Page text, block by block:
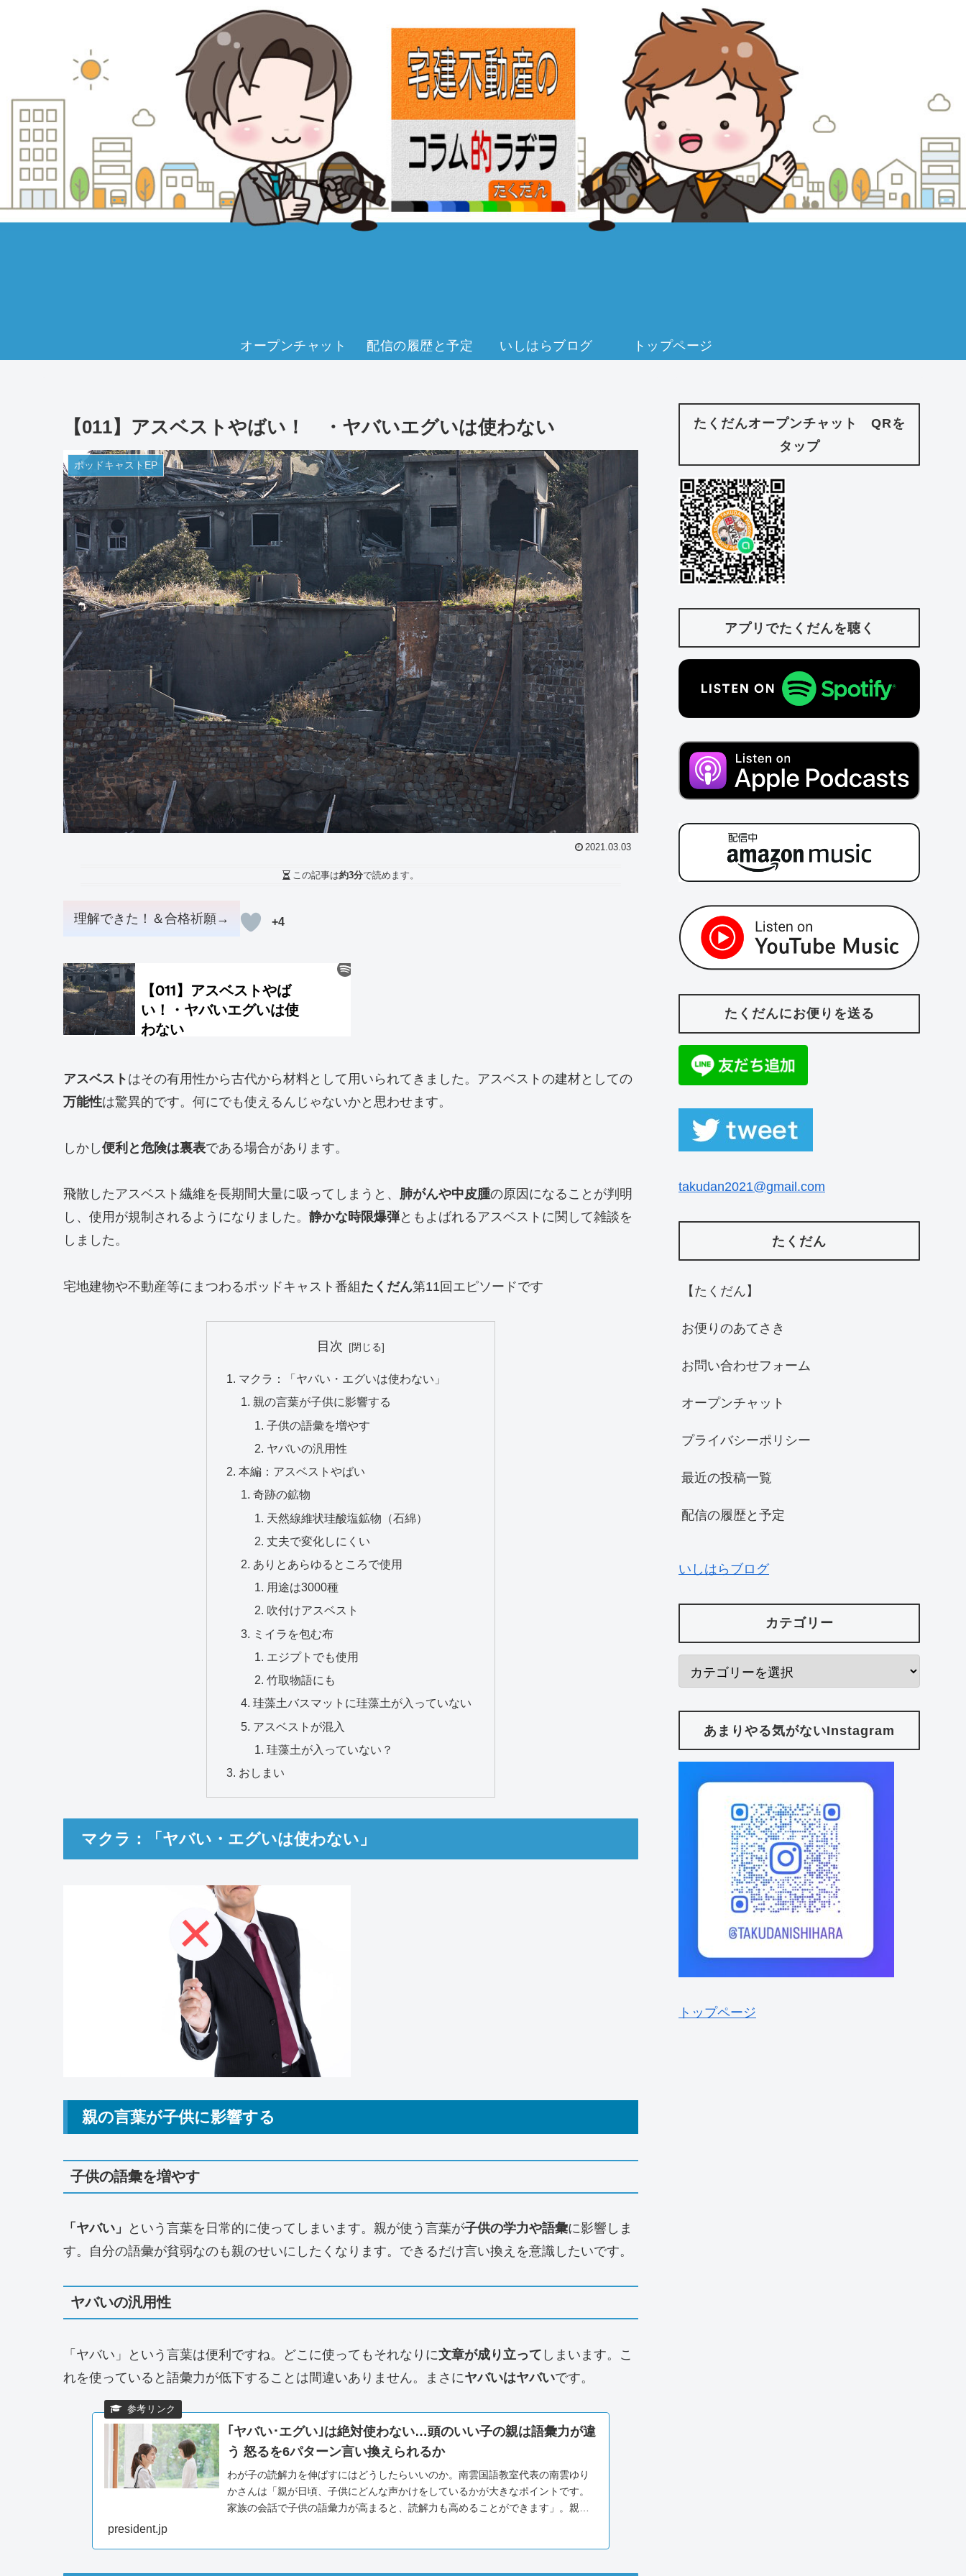
オープンチャット 配信の履歴と予定 いしはらブログ トップページ
【011】アスベストやばい！ ・ヤバいエグいは使わない
ポッドキャストEP
2021.03.03
この記事は約3分で読めます。
+4
アスベスト はその有用性から古代から材料として用いられてきました。アスベストの建材としての
万能性は驚異的です。何にでも使えるんじゃないかと思わせます。
しかし便利と危険は裏表である場合があります。
飛散したアスベスト繊維を長期間大量に吸ってしまうと、 肺がんや中皮腫の原因になることが判明
し、使用が規制されるようになりました。 静かな時限爆弾ともよばれるアスベストに関して雑談を
しました。
宅地建物や不動産等にまつわるポッドキャスト番組たくだん第11回エピソードです
目次
マクラ：「ヤバい・エグいは使わない」
親の言葉が子供に影響する
子供の語彙を増やす
ヤバいの汎用性
本編：アスベストやばい
奇跡の鉱物
天然線維状珪酸塩鉱物（石綿）
丈夫で変化しにくい
ありとあらゆるところで使用
用途は3000種
吹付けアスベスト
ミイラを包む布
エジプトでも使用
竹取物語にも
珪藻土バスマットに珪藻土が入っていない
アスベストが混入
珪藻土が入っていない？
おしまい
マクラ：「ヤバい・エグいは使わない」
親の言葉が子供に影響する
子供の語彙を増やす
「ヤバい」 という言葉を日常的に使ってしまいます。親が使う言葉が子供の学力や語彙に影響しま
す。自分の語彙が貧弱なのも親のせいにしたくなります。できるだけ言い換えを意識したいです。
ヤバいの汎用性
「ヤバい」という言葉は便利ですね。どこに使ってもそれなりに文章が成り立って しまいます。こ
れを使っていると語彙力が低下することは間違いありません。まさにヤバいはヤバいです。
｢ヤバい･エグい｣は絶対使わない…頭のいい子の親は語彙力が違
う 怒るを6パターン言い換えられるか
わが子の読解力を伸ばすにはどうしたらいいのか。南雲国語教室代表の南雲ゆり
かさんは「親が日頃、子供にどんな声かけをしているかが大きなポイントです。
家族の会話で子供の語彙力が高まると、読解力も高めることができます」。親が
president.jp
たくだんオープンチャット QRを
タップ
アプリでたくだんを聴く
たくだんにお便りを送る
takudan2021@gmail.com
たくだん
【たくだん】
お便りのあてさき
お問い合わせフォーム
オープンチャット
プライバシーポリシー
最近の投稿一覧
配信の履歴と予定
いしはらブログ
カテゴリー
あまりやる気がないInstagram
トップページ